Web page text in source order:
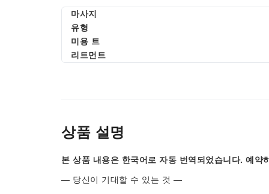
마사지
유형
미용 트
리트먼트
상품 설명
본 상품 내용은 한국어로 자동 번역되었습니다. 예약
— 당신이 기대할 수 있는 것 —